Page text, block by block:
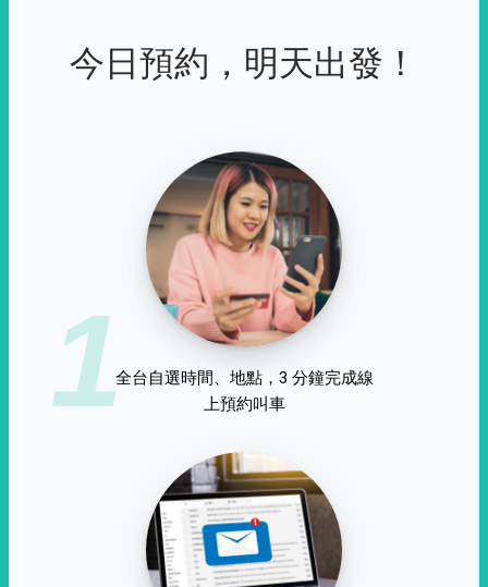
今日預約，明天出發！
1全台自選時間、地點，3 分鐘完成線
上預約叫車